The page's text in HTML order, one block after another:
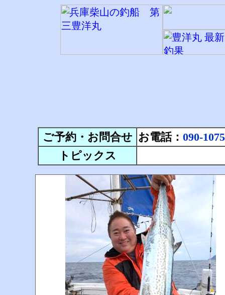
ご予約・お問合せ お電話： 090-
トピックス